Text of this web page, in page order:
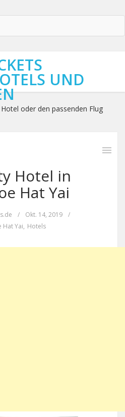
UND
oder den passenden Flug
Hotel in
Hat Yai
/ Okt. 14, 2019
/
Hat Yai, Hotels